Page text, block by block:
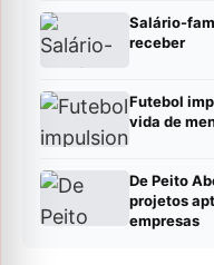
Salário-
receber
Futebol
vida de
De Peito
projetos
empresas